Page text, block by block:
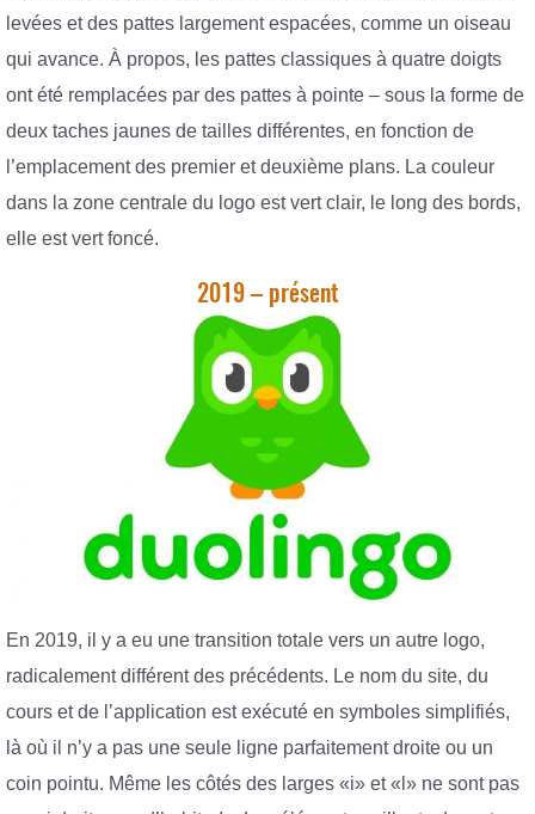
levées et des pattes largement espacées, comme un oiseau
qui avance. À propos, les pattes classiques à quatre doigts
ont été remplacées par des pattes à pointe – sous la forme de
deux taches jaunes de tailles différentes, en fonction de
l’emplacement des premier et deuxième plans. La couleur
dans la zone centrale du logo est vert clair, le long des bords,
elle est vert foncé.
2019 – présent
En 2019, il y a eu une transition totale vers un autre logo,
radicalement différent des précédents. Le nom du site, du
cours et de l’application est exécuté en symboles simplifiés,
là où il n’y a pas une seule ligne parfaitement droite ou un
coin pointu. Même les côtés des larges «i» et «l» ne sont pas